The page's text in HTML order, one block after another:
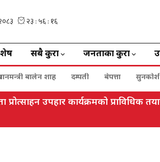
सबै कुरा जनताका कुरा
बालेन शाह दम्पती बेपत्ता
प्रोत्साहन उपहार कार्यक्रमको